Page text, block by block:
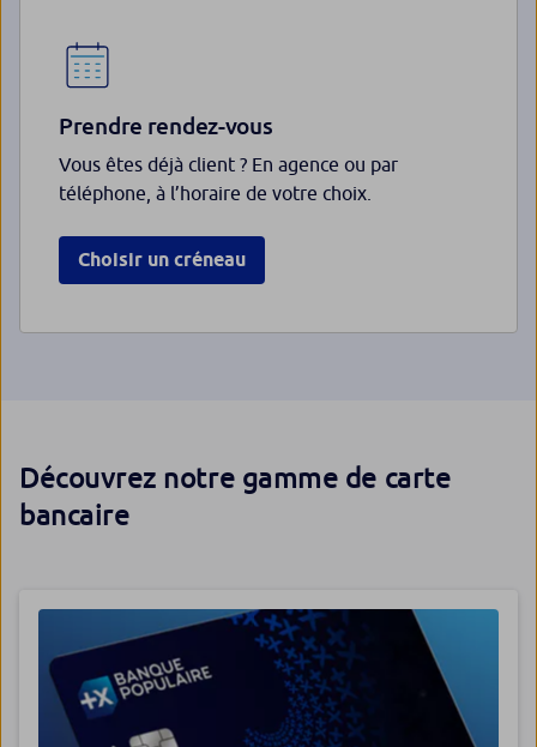
Prendre rendez-vous
Vous êtes déjà client ? En agence ou par
téléphone, à l’horaire de votre choix.
Choisir un créneau
Découvrez notre gamme de carte
bancaire